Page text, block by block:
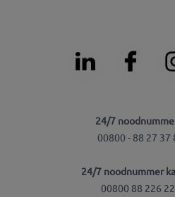
24/7
00800 - 88 27 37
24/7 noodnummer
00800 88 226